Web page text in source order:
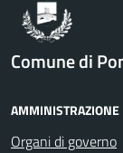
Comune di
AMMINISTRAZIONE
Organi di governo